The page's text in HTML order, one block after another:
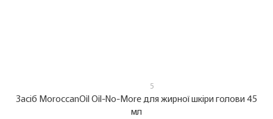
5
Засіб MoroccanOil Oil-No-More для жирної шкіри голови 45
мл